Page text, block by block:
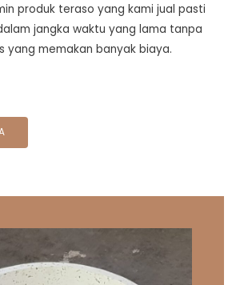
produk teraso yang kami jual pasti
jangka waktu yang lama tanpa
yang memakan banyak biaya.